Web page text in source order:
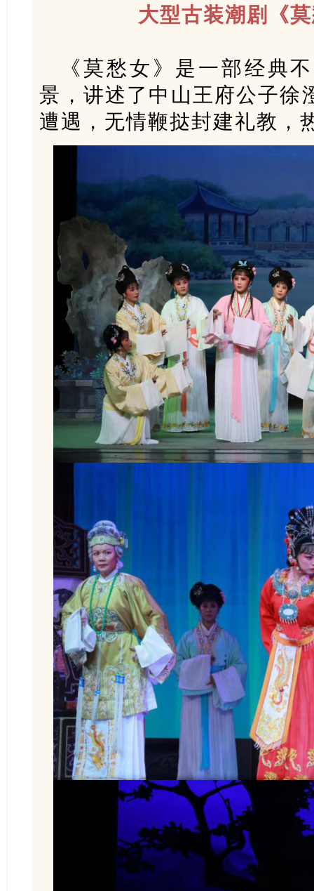
大型古装潮剧《
《莫愁女》是一部经典
景，讲述了中山王府公子徐
遭遇，无情鞭挞封建礼教，